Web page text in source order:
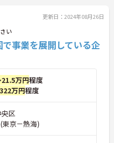
更新日：2024年08月26日
い
で事業を展開している企
万円程度
万円程度
区
東京－熱海)